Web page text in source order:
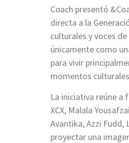
Coach presentó
directa a la
culturales y voces
únicamente como
para vivir
momentos
La iniciativa reúne a
XCX, Malala
Avantika, Azzi Fudd,
proyectar una